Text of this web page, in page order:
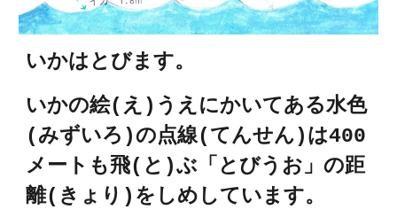
いかはとびます。
いかの絵(え)うえにかいてある水色
(みずいろ)の点線(てんせん)は400
メートも飛(と)ぶ「とびうお」の距
離(きょり)をしめしています。